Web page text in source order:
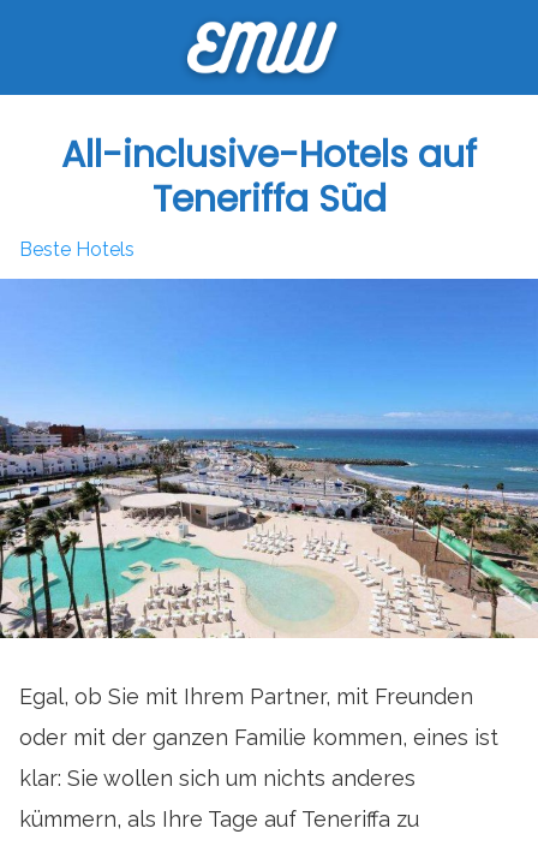
All-inclusive-Hotels auf
Teneriffa Süd
Beste Hotels
Egal, ob Sie mit Ihrem Partner, mit Freunden
oder mit der ganzen Familie kommen, eines ist
klar: Sie wollen sich um nichts anderes
kümmern, als Ihre Tage auf Teneriffa zu